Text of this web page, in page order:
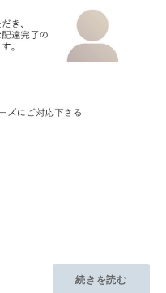
続きを読む